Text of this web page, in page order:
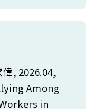
, 2026.04,
Among
in